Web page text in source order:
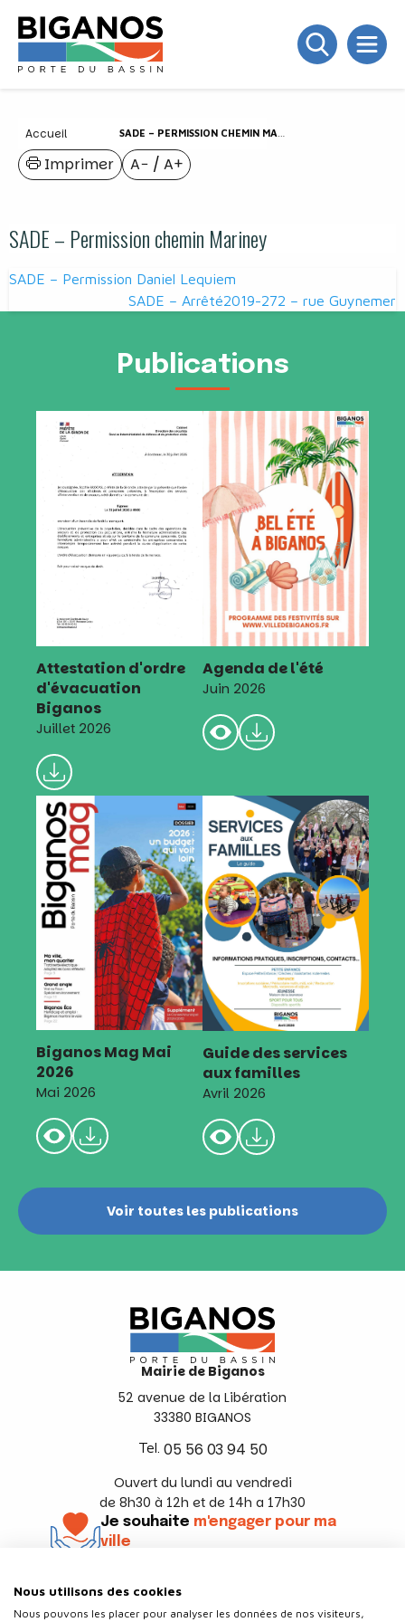
Accueil SADE – PERMISSION CHEMIN MARINEY
A− / A+
Imprimer
SADE – Permission chemin Mariney
Navigation
de
SADE – Permission Daniel Lequiem
SADE – Arrêté2019-272 – rue Guynemer
Publications
Attestation d'ordre
d'évacuation
Biganos
Juillet 2026
Agenda de l'été
Juin 2026
Biganos Mag Mai
2026
Mai 2026
Guide des services
aux familles
Avril 2026
Voir toutes les publications
Mairie de Biganos
52 avenue de la Libération
33380 BIGANOS
Tel. 05 56 03 94 50
Ouvert du lundi au vendredi
de 8h30 à 12h et de 14h a 17h30
Je souhaite m'engager pour ma
ville
Nous utilisons des cookies
Nous pouvons les placer pour analyser les données de nos visiteurs,